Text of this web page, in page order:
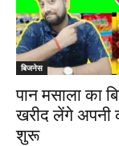
बिजनेस
पान मसाला का
खरीद लेंगे अपनी
शुरू